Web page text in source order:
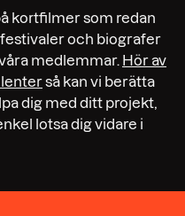
kortfilmer som redan
och biografer
medlemmar. Hör av
så kan vi berätta
dig med ditt projekt,
lotsa dig vidare i